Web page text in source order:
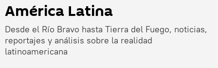
América Latina
Desde el Río Bravo hasta Tierra del Fuego, noticias,
reportajes y análisis sobre la realidad
latinoamericana